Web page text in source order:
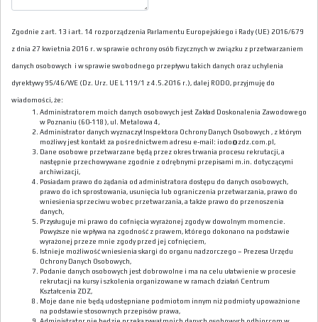
Zgodnie z art. 13 i art. 14 rozporządzenia Parlamentu Europejskiego i Rady (UE) 2016/679
z dnia 27 kwietnia 2016 r. w sprawie ochrony osób fizycznych w związku z przetwarzaniem
danych osobowych i w sprawie swobodnego przepływu takich danych oraz uchylenia
dyrektywy 95/46/WE (Dz. Urz. UE L 119/1 z 4.5.2016 r.), dalej RODO, przyjmuję do
wiadomości, że:
Administratorem moich danych osobowych jest Zakład Doskonalenia Zawodowego
w Poznaniu (60-118), ul. Metalowa 4,
Administrator danych wyznaczył Inspektora Ochrony Danych Osobowych , z którym
możliwy jest kontakt za pośrednictwem adresu e-mail: iodo@zdz.com.pl,
Dane osobowe przetwarzane będą przez okres trwania procesu rekrutacji, a
następnie przechowywane zgodnie z odrębnymi przepisami m.in. dotyczącymi
archiwizacji,
Posiadam prawo do żądania od administratora dostępu do danych osobowych,
prawo do ich sprostowania, usunięcia lub ograniczenia przetwarzania, prawo do
wniesienia sprzeciwu wobec przetwarzania, a także prawo do przenoszenia
danych,
Przysługuje mi prawo do cofnięcia wyrażonej zgody w dowolnym momencie.
Powyższe nie wpływa na zgodność z prawem, którego dokonano na podstawie
wyrażonej przeze mnie zgody przed jej cofnięciem,
Istnieje możliwość wniesienia skargi do organu nadzorczego – Prezesa Urzędu
Ochrony Danych Osobowych,
Podanie danych osobowych jest dobrowolne i ma na celu ułatwienie w procesie
rekrutacji na kursy i szkolenia organizowane w ramach działań Centrum
Kształcenia ZDZ,
Moje dane nie będą udostępniane podmiotom innym niż podmioty upoważnione
na podstawie stosownych przepisów prawa,